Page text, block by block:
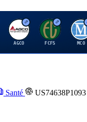
A
AGCO
F
FCFS
M
MCO
Santé US74638P1093